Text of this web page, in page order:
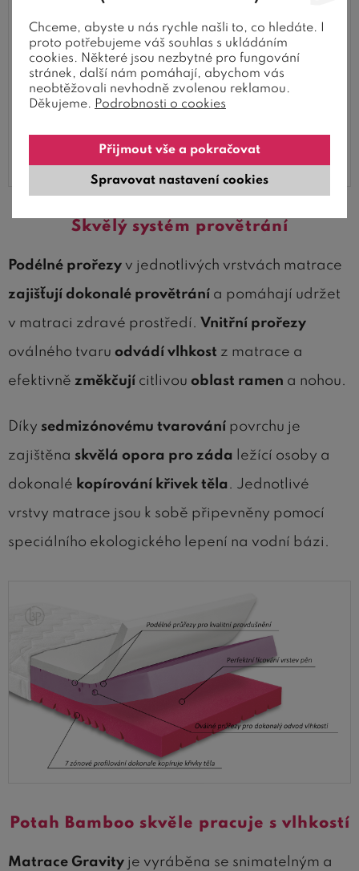
Skvělý systém provětrání
Podélné prořezy v jednotlivých vrstvách matrace
zajišťují dokonalé provětrání a pomáhají udržet
v matraci zdravé prostředí. Vnitřní prořezy
oválného tvaru odvádí vlhkost z matrace a
efektivně změkčují citlivou oblast ramen a nohou.
Díky sedmizónovému tvarování povrchu je
zajištěna skvělá opora pro záda
ležící osoby a
dokonalé kopírování křivek těla . Jednotlivé
vrstvy matrace jsou k sobě připevněny pomocí
speciálního ekologického lepení na vodní bázi.
Potah Bamboo skvěle pracuje s vlhkostí
Matrace Gravity je vyráběna se snimatelným a
Chceme, abyste u nás rychle našli to, co hledáte. I
proto potřebujeme váš souhlas s ukládáním
cookies. Některé jsou nezbytné pro fungování
stránek, další nám pomáhají, abychom vás
neobtěžovali nevhodně zvolenou reklamou.
Děkujeme. Podrobnosti o cookies
Spravovat nastavení cookies
Přijmout vše a pokračovat